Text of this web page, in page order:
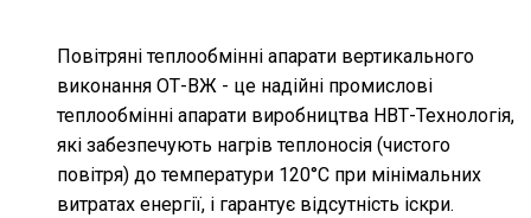
Повітряні теплообмінні апарати вертикального
виконання ОТ-ВЖ - це надійні промислові
теплообмінні апарати виробництва НВТ-Технологія,
які забезпечують нагрів теплоносія (чистого
повітря) до температури 120°С при мінімальних
витратах енергії, і гарантує відсутність іскри.